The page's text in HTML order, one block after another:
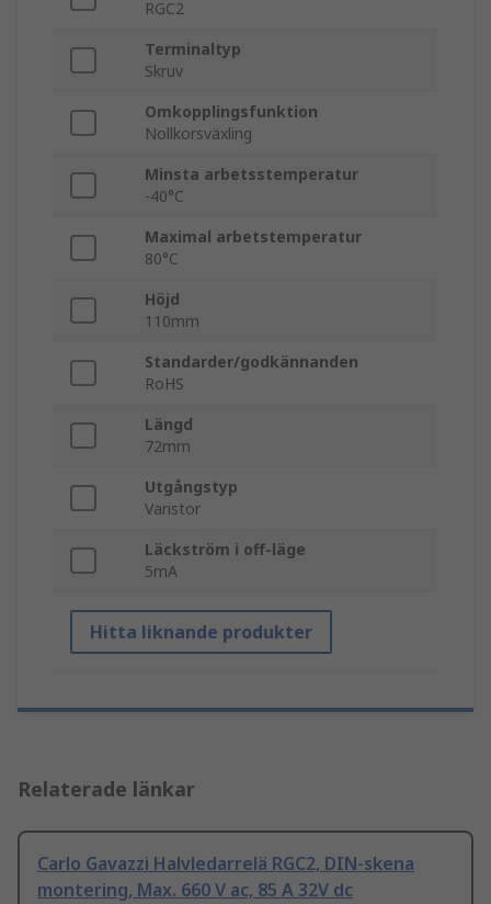
RGC2
Terminaltyp
Skruv
Omkopplingsfunktion
Nollkorsväxling
Minsta arbetsstemperatur
-40°C
Maximal arbetstemperatur
80°C
Höjd
110mm
Standarder/godkännanden
RoHS
Längd
72mm
Utgångstyp
Varistor
Läckström i off-läge
5mA
Hitta liknande produkter
Relaterade länkar
Carlo Gavazzi Halvledarrelä RGC2, DIN-skena
montering, Max. 660 V ac, 85 A 32V dc